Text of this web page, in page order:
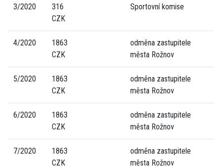
3/2020
316
CZK
Sportovní komise
4/2020
1863
CZK
odměna zastupitele
města Rožnov
5/2020
1863
CZK
odměna zastupitele
města Rožnov
6/2020
1863
CZK
odměna zastupitele
města Rožnov
7/2020
1863
CZK
odměna zastupitele
města Rožnov